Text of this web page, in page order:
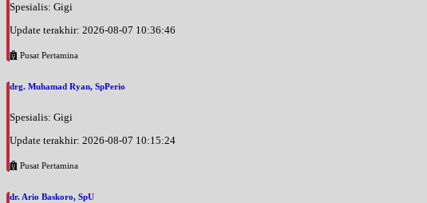
Spesialis: Gigi
Update terakhir: 2026-08-07 10:36:46
Pusat Pertamina
drg. Muhamad Ryan, SpPerio
Spesialis: Gigi
Update terakhir: 2026-08-07 10:15:24
Pusat Pertamina
dr. Ario Baskoro, SpU